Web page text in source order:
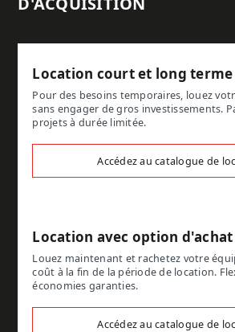
D'ACQUISITION
Location court et long terme
Pour des besoins temporaires, louez
sans engager de gros investissements.
projets à durée limitée.
Accédez au catalogue de
Location avec option d'achat
Louez maintenant et rachetez votre
coût à la fin de la période de location.
économies garanties.
Accédez au catalogue de